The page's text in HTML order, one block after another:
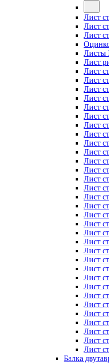
Лист
Лист
Лист
Листы
Лист
Лист
Лист
Лист
Лист
Лист
Лист
Лист
Лист
Лист
Лист
Лист
Лист
Лист
Лист
Лист
Лист
Лист
Лист
Лист
Лист
Лист
Лист
Лист
Лист
Лист
Лист
Лист
Лист
Лист
Лист
Лист
Лист
Балка